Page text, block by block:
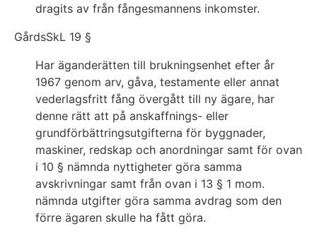
dragits av från fångesmannens inkomster.
GårdsSkL 19 §
Har äganderätten till brukningsenhet efter år
1967 genom arv, gåva, testamente eller annat
vederlagsfritt fång övergått till ny ägare, har
denne rätt att på anskaffnings- eller
grundförbättringsutgifterna för byggnader,
maskiner, redskap och anordningar samt för ovan
i 10 § nämnda nyttigheter göra samma
avskrivningar samt från ovan i 13 § 1 mom.
nämnda utgifter göra samma avdrag som den
förre ägaren skulle ha fått göra.